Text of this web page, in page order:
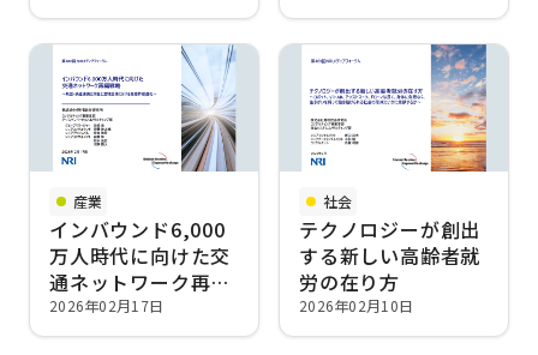
産業
インバウンド6,000
万人時代に向けた交
通ネットワーク再編
戦略
2026年02月17日
社会
テクノロジーが創出
する新しい高齢者就
労の在り方
2026年02月10日